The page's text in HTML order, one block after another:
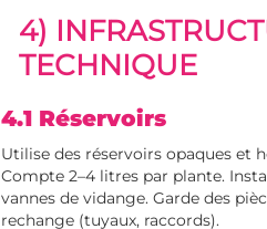
4)
TECHNIQUE
4.1 Réservoirs
Utilise des réservoirs opaques et
Compte 2–4 litres par plante.
vannes de vidange. Garde des
rechange (tuyaux, raccords).